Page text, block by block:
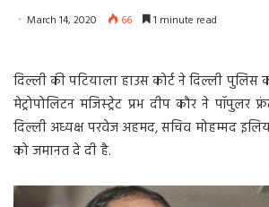
March 14, 2020 66 1 minute read
दिल्ली की पटियाला हाउस कोर्ट ने दिल्ली पुलिस
मेट्रोपोलिटन मजिस्ट्रेट प्रभ दीप कौर ने
दिल्ली अध्यक्ष परवेज अहमद, सचिव मोहम्मद
को जमानत दे दी है.